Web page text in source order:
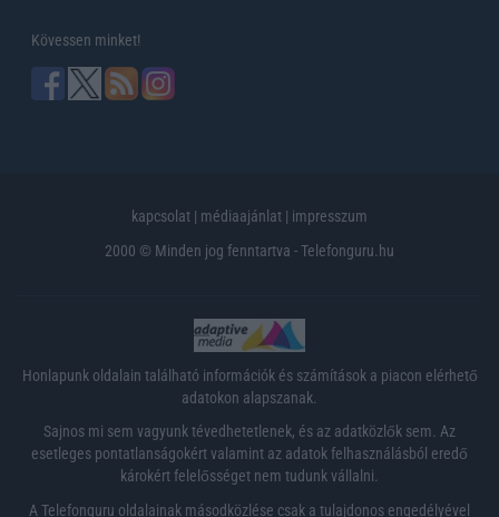
Kövessen minket!
kapcsolat | médiaajánlat | impresszum
2000 © Minden jog fenntartva - Telefonguru.hu
Honlapunk oldalain található információk és számítások a piacon elérhető
adatokon alapszanak.
Sajnos mi sem vagyunk tévedhetetlenek, és az adatközlők sem. Az
esetleges pontatlanságokért valamint az adatok felhasználásból eredő
károkért felelősséget nem tudunk vállalni.
A Telefonguru oldalainak másodközlése csak a tulajdonos engedélyével